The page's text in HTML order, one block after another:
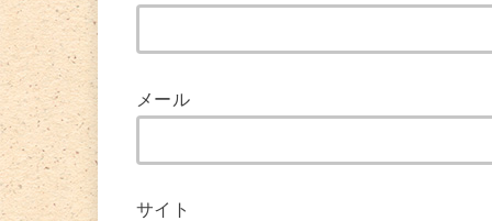
メール
サイト